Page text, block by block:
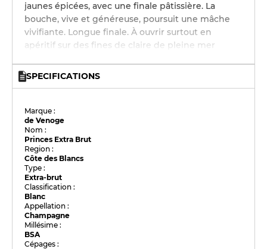
jaunes épicées, avec une finale pâtissière. La
bouche, vive et généreuse, poursuit une mâche
vivifiante. Longue finale. À ouvrir surtout en
apéritif sur des fines de claire de pleine mer
SPECIFICATIONS
Marque :
de Venoge
Nom :
Princes Extra Brut
Region :
Côte des Blancs
Type :
Extra-brut
Classification :
Blanc
Appellation :
Champagne
Millésime :
BSA
Cépages :